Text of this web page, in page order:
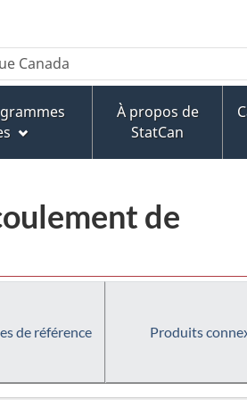
À propos de
StatCan
de
de référence Produits